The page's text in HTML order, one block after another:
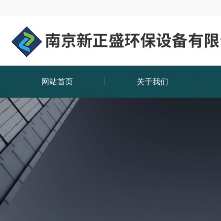
网站首页 关于我们